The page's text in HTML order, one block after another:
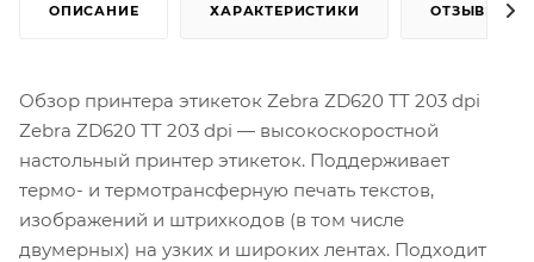
ОПИСАНИЕ ХАРАКТЕРИСТИКИ ОТЗЫВЫ
Обзор принтера этикеток Zebra ZD620 TT 203 dpi
Zebra ZD620 TT 203 dpi — высокоскоростной
настольный принтер этикеток. Поддерживает
термо- и термотрансферную печать текстов,
изображений и штрихкодов (в том числе
двумерных) на узких и широких лентах. Подходит